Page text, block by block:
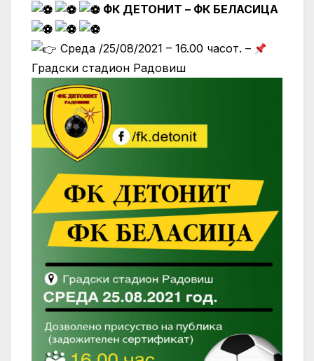
ФК ДЕТОНИТ – ФК БЕЛАСИЦА
Среда /25/08/2021 – 16.00 часот. –
Градски стадион Радовиш